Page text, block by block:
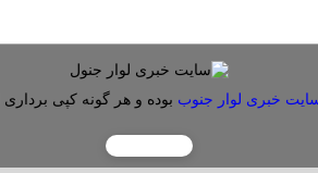
خبری لوار جنوب بوده و هر گونه کپی برداری